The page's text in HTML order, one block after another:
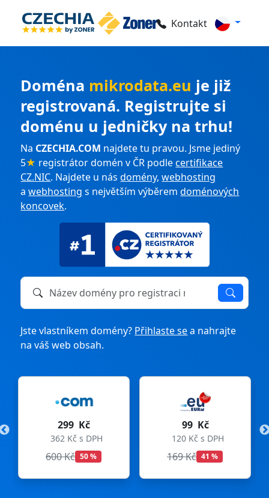
Kontakt
Doména mikrodata.eu je již
registrovaná. Registrujte si
doménu u jedničky na trhu!
Na CZECHIA.COM najdete tu pravou. Jsme jediný
5★ registrátor domén v ČR podlecertifikace
CZ.NIC. Najdete u násdomény,webhosting
awebhosting s největším výběremdoménových
koncovek.
Název domény k registraci nebo převodu
Jste vlastníkem domény? Přihlaste sea nahrajte
na váš web obsah.
299 Kč
362 Kč s DPH
600 Kč 50 %
99 Kč
120 Kč s DPH
169 Kč 41 %